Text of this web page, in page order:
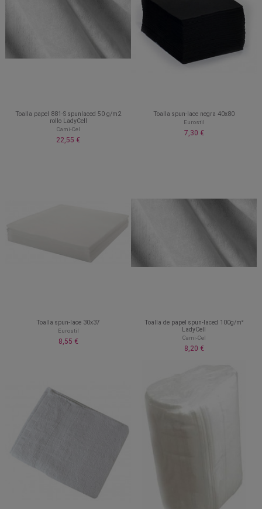
Toalla papel 881-S spunlaced 50 g/m2
rollo LadyCell
Cami-Cel
22,55 €
Toalla spun-lace negra 40x80
Eurostil
7,30 €
Toalla spun-lace 30x37
Eurostil
8,55 €
Toalla de papel spun-laced 100g/m²
LadyCell
Cami-Cel
8,20 €